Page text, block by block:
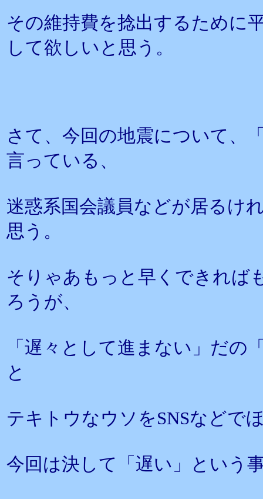
その維持費を捻出するために
して欲しいと思う。
さて、今回の地震について、
言っている、
迷惑系国会議員などが居るけ
思う。
そりゃあもっと早くできれば
ろうが、
「遅々として進まない」だの
と
テキトウなウソをSNSなどで
今回は決して「遅い」という